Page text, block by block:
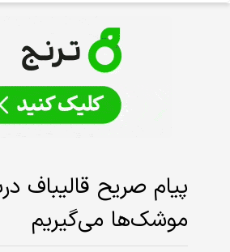
پیام صریح قالیباف
موشک‌‌ها می‌گیریم